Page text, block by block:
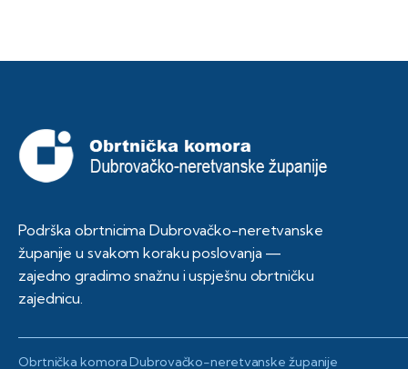
Podrška obrtnicima Dubrovačko-neretvanske
županije u svakom koraku poslovanja —
zajedno gradimo snažnu i uspješnu obrtničku
zajednicu.
Obrtnička komora Dubrovačko-neretvanske županije